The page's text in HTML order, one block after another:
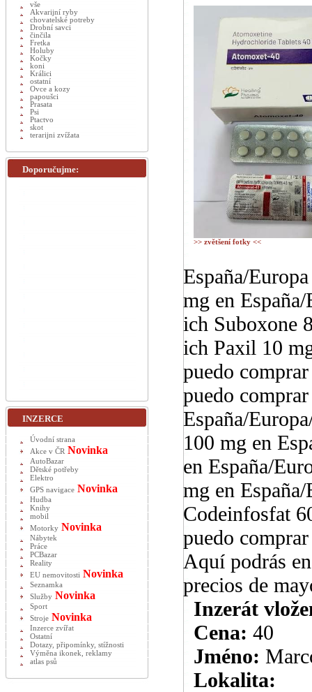
>> zvětšení fotky <<
España/
mg en
ich Suboxone
ich Paxil 10
puedo
puedo
España/
100 mg en
en España/
mg en
Codeinfosfat
puedo
Aquí podrás
precios de
Inzerát
Cena: 40
Jméno:
Lokalita:
vše
Akvarijní ryby
chovatelské potreby
Drobní savci
činčila
Fretka
Holuby
Kočky
koni
Králici
ostatní
Ovce a kozy
papoušci
Prasata
Psi
Ptactvo
skot
terarijni zvížata
Doporučujme:
INZERCE
Úvodní strana
Akce v ČR Novinka
AutoBazar
Dětské potřeby
Elektro
GPS navigace Novinka
Hudba
Knihy
mobil
Motorky Novinka
Nábytek
Práce
PCBazar
Reality
EU nemovitosti Novinka
Seznamka
Služby Novinka
Sport
Stroje Novinka
Inzerce zvířat
Ostatní
Dotazy, připomínky, stížnosti
Výměna ikonek, reklamy
atlas psů